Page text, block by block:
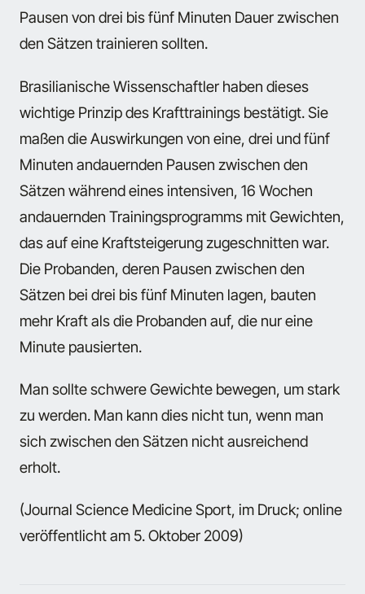
Pausen von drei bis fünf Minuten Dauer zwischen
den Sätzen trainieren sollten.
Brasilianische Wissenschaftler haben dieses
wichtige Prinzip des Krafttrainings bestätigt. Sie
maßen die Auswirkungen von eine, drei und fünf
Minuten andauernden Pausen zwischen den
Sätzen während eines intensiven, 16 Wochen
andauernden Trainingsprogramms mit Gewichten,
das auf eine Kraftsteigerung zugeschnitten war.
Die Probanden, deren Pausen zwischen den
Sätzen bei drei bis fünf Minuten lagen, bauten
mehr Kraft als die Probanden auf, die nur eine
Minute pausierten.
Man sollte schwere Gewichte bewegen, um stark
zu werden. Man kann dies nicht tun, wenn man
sich zwischen den Sätzen nicht ausreichend
erholt.
(Journal Science Medicine Sport, im Druck; online
veröffentlicht am 5. Oktober 2009)